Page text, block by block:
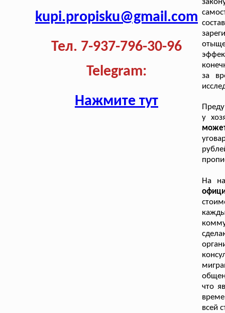
kupi.propisku@gmail.com
Тел. 7-937-796-30-96
Telegram:
Нажмите тут
за
у
На
что
всей